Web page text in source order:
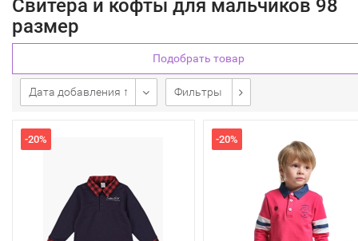
Свитера и кофты для мальчиков 98
размер
Подобрать товар
Дата добавления ↑ Фильтры
-20% -20%